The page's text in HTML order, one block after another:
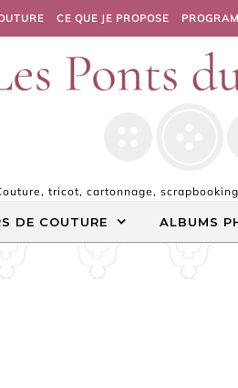
CE QUE JE PROPOSE
tricot, cartonnage,
DE COUTURE ALBUMS